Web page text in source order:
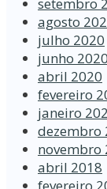
agosto
julho 2020
junho 2020
abril 2020
fevereiro
janeiro
dezembro
novembro
abril 2018